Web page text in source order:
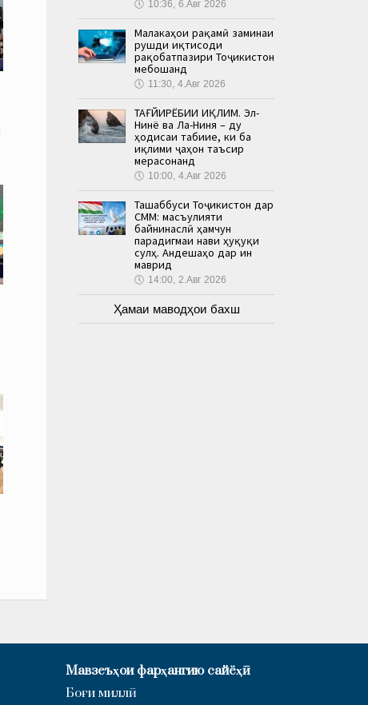
🕔 10:36, 6.Авг 2026
Малакаҳои рақамӣ заминаи
рушди иқтисоди
рақобатпазири Тоҷикистон
мебошанд
🕔 11:30, 4.Авг 2026
ТАҒЙИРЁБИИ ИҚЛИМ. Эл-
Нинё ва Ла-Ниня – ду
ҳодисаи табиие, ки ба
иқлими ҷаҳон таъсир
мерасонанд
🕔 10:00, 4.Авг 2026
Ташаббуси Тоҷикистон дар
СММ: масъулияти
байнинаслӣ ҳамчун
парадигмаи нави ҳуқуқи
сулҳ. Андешаҳо дар ин
маврид
🕔 14:00, 2.Авг 2026
Ҳамаи маводҳои бахш
Мавзеъҳои фарҳангию сайёҳӣ
Боғи миллӣ